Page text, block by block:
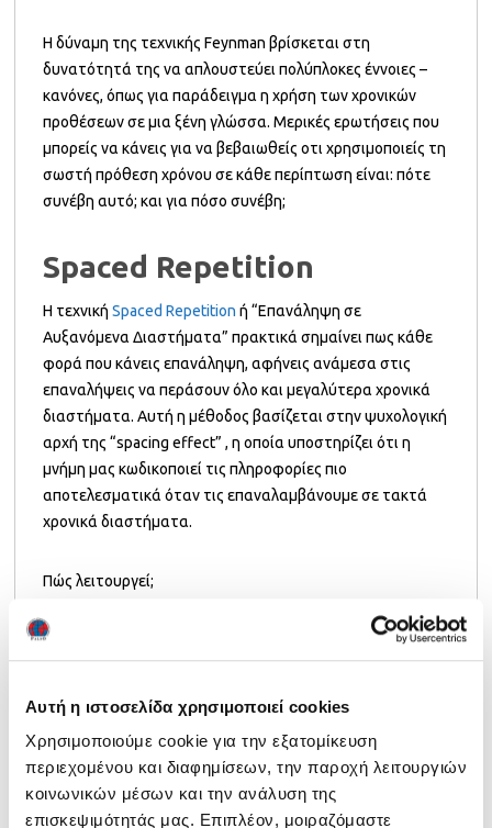
Αυτή η ιστοσελίδα χρησιμοποιεί cookies
Χρησιμοποιούμε cookie για την εξατομίκευση
περιεχομένου και διαφημίσεων, την παροχή λειτουργιών
κοινωνικών μέσων και την ανάλυση της
επισκεψιμότητάς μας. Επιπλέον, μοιραζόμαστε
Η δύναμη της τεχνικής Feynman βρίσκεται στη
δυνατότητά της να απλουστεύει πολύπλοκες έννοιες –
κανόνες, όπως για παράδειγμα η χρήση των χρονικών
προθέσεων σε μια ξένη γλώσσα. Μερικές ερωτήσεις που
μπορείς να κάνεις για να βεβαιωθείς οτι χρησιμοποιείς τη
σωστή πρόθεση χρόνου σε κάθε περίπτωση είναι: πότε
συνέβη αυτό; και για πόσο συνέβη;
Spaced Repetition
Η τεχνικήSpaced Repetition ή “Επανάληψη σε
Αυξανόμενα Διαστήματα” πρακτικά σημαίνει πως κάθε
φορά που κάνεις επανάληψη, αφήνεις ανάμεσα στις
επαναλήψεις να περάσουν όλο και μεγαλύτερα χρονικά
διαστήματα. Αυτή η μέθοδος βασίζεται στην ψυχολογική
αρχή της “spacing effect” , η οποία υποστηρίζει ότι η
μνήμη μας κωδικοποιεί τις πληροφορίες πιο
αποτελεσματικά όταν τις επαναλαμβάνουμε σε τακτά
χρονικά διαστήματα.
Πώς λειτουργεί;
Αντί να επαναλαμβάνεις το vocabulary που πρέπει να
θυμάσαι πολλές φορές σε σύντομο χρονικό διάστημα
Spaced Repetition προτείνει την επανάληψη της ύλης σε
διαφορετικά και αυξανόμενα χρονικά διαστήματα. Αυτό
σημαίνει ότι αναθεωρείς το υλικό λίγες ώρες μετά την
πρώτη μελέτη, στη συνέχεια μετά από μία μέρα, στη